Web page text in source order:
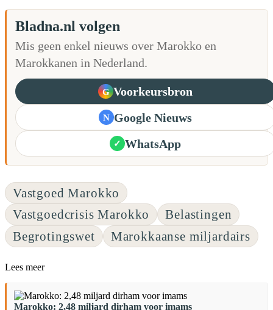
Bladna.nl volgen
Mis geen enkel nieuws over Marokko en
Marokkanen in Nederland.
G Voorkeursbron
N Google Nieuws
✓ WhatsApp
Vastgoed Marokko
Vastgoedcrisis Marokko
Belastingen
Begrotingswet
Marokkaanse miljardairs
Lees meer
Marokko: 2,48 miljard dirham voor imams